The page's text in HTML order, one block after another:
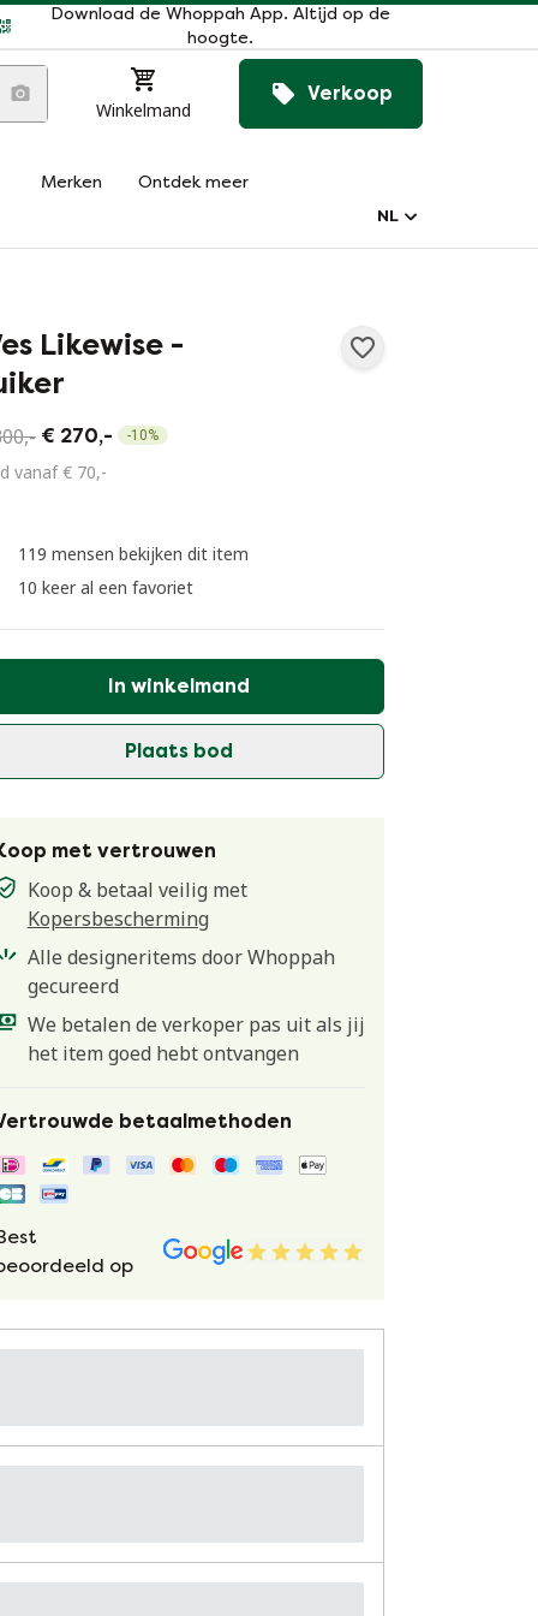
Download de Whoppah App. Altijd op de
hoogte.
Winkelmand
Verkoop
Merken
Ontdek meer
NL
Likewise -
€ 270,- -10%
vanaf € 70,-
119 mensen bekijken dit item
10 keer al een favoriet
In winkelmand
Plaats bod
met vertrouwen
Koop & betaal veilig met
Kopersbescherming
Alle designeritems door Whoppah
gecureerd
We betalen de verkoper pas uit als jij
het item goed hebt ontvangen
betaalmethoden
op